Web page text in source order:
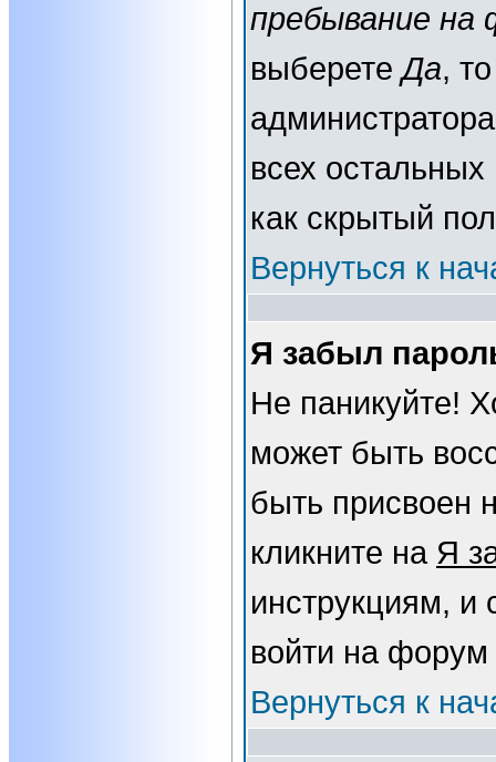
пребывание на
выберетеДа,
всех
как скрытый
Вернуться к
Я забыл
Не паникуйте!
может быть
быть присвоен
кликните на Я
инструкциям, и
войти на форум
Вернуться к